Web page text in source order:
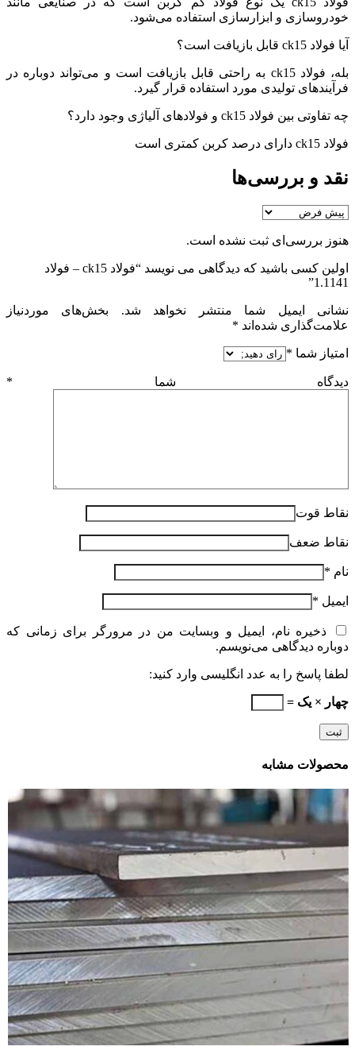
خودروسازی و ابزارسازی استفاده می‌شود.
آیا فولاد ck15 قابل بازیافت است؟
بله، فولاد ck15 به راحتی قابل بازیافت است و می‌تواند دوباره در
فرآیندهای تولیدی مورد استفاده قرار گیرد.
چه تفاوتی بین فولاد ck15 و فولادهای آلیاژی وجود دارد؟
فولاد ck15 دارای درصد کربن کمتری است
نقد و بررسی‌ها
هنوز بررسی‌ای ثبت نشده است.
اولین کسی باشید که دیدگاهی می نویسد “فولاد ck15 – فولاد
1.1141”
نشانی ایمیل شما منتشر نخواهد شد.
بخش‌های موردنیاز
علامت‌گذاری شده‌اند *
امتیاز شما *
دیدگاه شما *
نقاط قوت
نقاط ضعف
نام *
ایمیل *
ذخیره نام، ایمیل و وبسایت من در مرورگر برای زمانی که
دوباره دیدگاهی می‌نویسم.
لطفا پاسخ را به عدد انگلیسی وارد کنید:
چهار × یک =
محصولات مشابه